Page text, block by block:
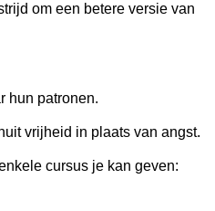
om een betere versie van
hun patronen.
vrijheid in plaats van angst.
cursus je kan geven: